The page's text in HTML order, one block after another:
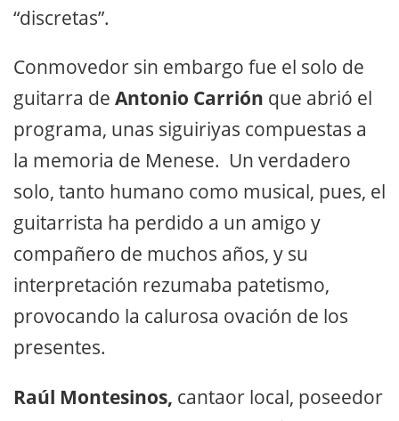
“discretas”.
Conmovedor sin embargo fue el solo de
guitarra de Antonio Carrión que abrió el
programa, unas siguiriyas compuestas a
la memoria de Menese. Un verdadero
solo, tanto humano como musical, pues, el
guitarrista ha perdido a un amigo y
compañero de muchos años, y su
interpretación rezumaba patetismo,
provocando la calurosa ovación de los
presentes.
Raúl Montesinos, cantaor local, poseedor